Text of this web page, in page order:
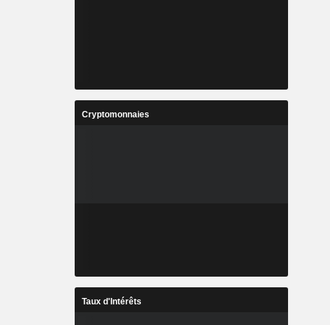
Cryptomonnaies
Taux d'Intérêts